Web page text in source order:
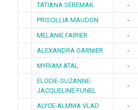
TATIANA SEREMAK
-
PRISCILLIA MAUDON
-
MELANIE FAIRIER
-
ALEXANDRA GARNIER
-
MYRIAM ATAL
-
ELODIE-SUZANNE-
JACQUELINE FUNEL
-
ALYCE-ALMMA VLAD -